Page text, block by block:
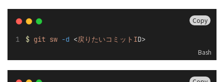
Copy
$ git sw -d <戻りたいコミットID>
Bash